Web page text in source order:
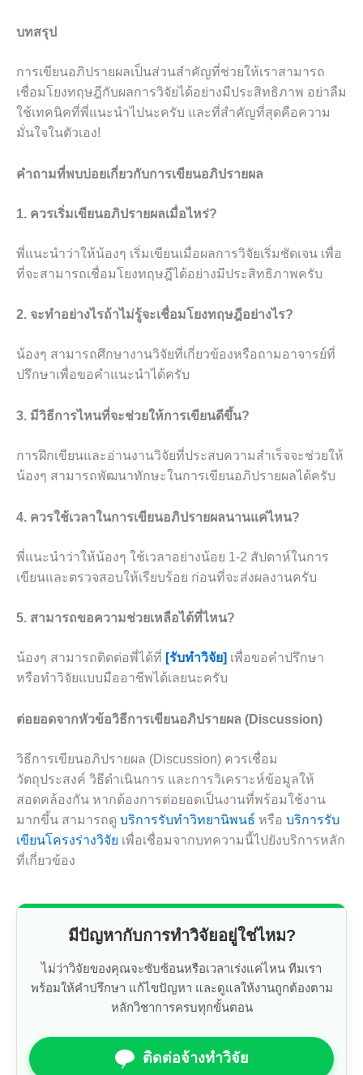
บทสรุป
การเขียนอภิปรายผลเป็นส่วนสำคัญที่ช่วยให้เราสามารถ
เชื่อมโยงทฤษฎีกับผลการวิจัยได้อย่างมีประสิทธิภาพ อย่าลืม
ใช้เทคนิคที่พี่แนะนำไปนะครับ และที่สำคัญที่สุดคือความ
มั่นใจในตัวเอง!
คำถามที่พบบ่อยเกี่ยวกับการเขียนอภิปรายผล
1. ควรเริ่มเขียนอภิปรายผลเมื่อไหร่?
พี่แนะนำว่าให้น้องๆ เริ่มเขียนเมื่อผลการวิจัยเริ่มชัดเจน เพื่อ
ที่จะสามารถเชื่อมโยงทฤษฎีได้อย่างมีประสิทธิภาพครับ
2. จะทำอย่างไรถ้าไม่รู้จะเชื่อมโยงทฤษฎีอย่างไร?
น้องๆ สามารถศึกษางานวิจัยที่เกี่ยวข้องหรือถามอาจารย์ที่
ปรึกษาเพื่อขอคำแนะนำได้ครับ
3. มีวิธีการไหนที่จะช่วยให้การเขียนดีขึ้น?
การฝึกเขียนและอ่านงานวิจัยที่ประสบความสำเร็จจะช่วยให้
น้องๆ สามารถพัฒนาทักษะในการเขียนอภิปรายผลได้ครับ
4. ควรใช้เวลาในการเขียนอภิปรายผลนานแค่ไหน?
พี่แนะนำว่าให้น้องๆ ใช้เวลาอย่างน้อย 1-2 สัปดาห์ในการ
เขียนและตรวจสอบให้เรียบร้อย ก่อนที่จะส่งผลงานครับ
5. สามารถขอความช่วยเหลือได้ที่ไหน?
น้องๆ สามารถติดต่อพี่ได้ที่ [รับทำวิจัย] เพื่อขอคำปรึกษา
หรือทำวิจัยแบบมืออาชีพได้เลยนะครับ
ต่อยอดจากหัวข้อวิธีการเขียนอภิปรายผล (Discussion)
วิธีการเขียนอภิปรายผล (Discussion) ควรเชื่อม
วัตถุประสงค์ วิธีดำเนินการ และการวิเคราะห์ข้อมูลให้
สอดคล้องกัน หากต้องการต่อยอดเป็นงานที่พร้อมใช้งาน
มากขึ้น สามารถดู บริการรับทำวิทยานิพนธ์ หรือ บริการรับ
เขียนโครงร่างวิจัย เพื่อเชื่อมจากบทความนี้ไปยังบริการหลัก
ที่เกี่ยวข้อง
มีปัญหากับการทำวิจัยอยู่ใช่ไหม?
ไม่ว่าวิจัยของคุณจะซับซ้อนหรือเวลาเร่งแค่ไหน ทีมเรา
พร้อมให้คำปรึกษา แก้ไขปัญหา และดูแลให้งานถูกต้องตาม
หลักวิชาการครบทุกขั้นตอน
ติดต่อจ้างทำวิจัย